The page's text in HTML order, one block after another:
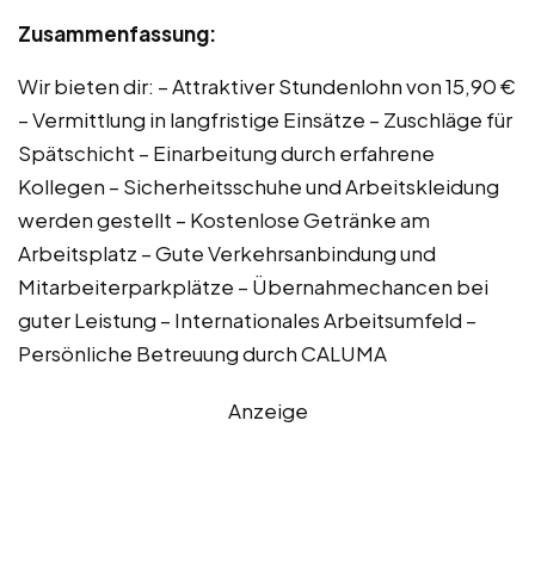
Zusammenfassung:
Wir bieten dir: – Attraktiver Stundenlohn von 15,90 €
– Vermittlung in langfristige Einsätze – Zuschläge für
Spätschicht – Einarbeitung durch erfahrene
Kollegen – Sicherheitsschuhe und Arbeitskleidung
werden gestellt – Kostenlose Getränke am
Arbeitsplatz – Gute Verkehrsanbindung und
Mitarbeiterparkplätze – Übernahmechancen bei
guter Leistung – Internationales Arbeitsumfeld –
Persönliche Betreuung durch CALUMA
Anzeige